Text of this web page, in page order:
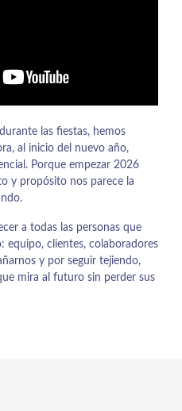
las fiestas, hemos
al inicio del nuevo año,
Porque empezar 2026
y propósito nos parece la
a todas las personas que
equipo, clientes, colaboradores
y por seguir tejiendo,
mira al futuro sin perder sus